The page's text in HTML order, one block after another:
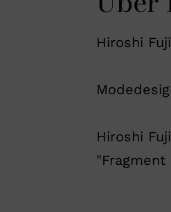
Hiroshi
Hiroshi